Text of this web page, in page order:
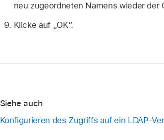
neu zugeordneten Namens wieder
Klicke auf „OK“.
Siehe auch
Konfigurieren des Zugriffs auf ein LDAP-